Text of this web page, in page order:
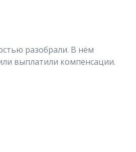
разобрали. В нём
выплатили компенсации.